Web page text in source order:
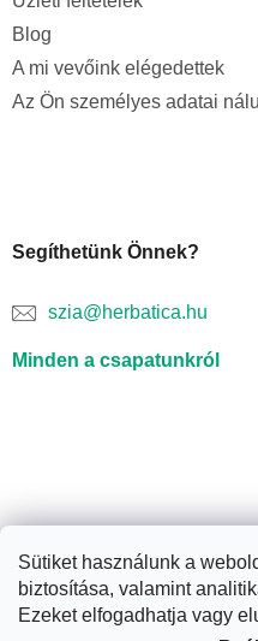
Sütiket használunk a
biztosítása, valamint
Ezeket elfogadhatja vagy
Blog
A mi vevőink elégedettek
Az Ön személyes adatai
Segíthetünk Önnek?
szia@herbatica.hu
Minden a csapatunkról